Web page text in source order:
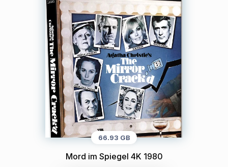
66.93 GB
Mord im Spiegel 4K 1980